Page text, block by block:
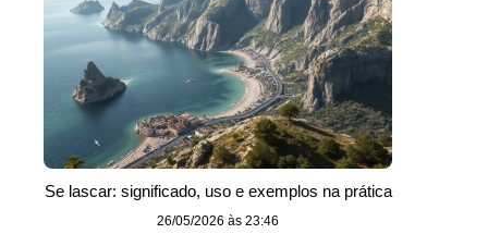
Se lascar: significado, uso e exemplos na prática
26/05/2026 às 23:46